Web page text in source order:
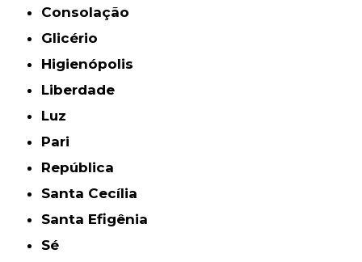
Consolação
Glicério
Higienópolis
Liberdade
Luz
Pari
República
Santa Cecília
Santa Efigênia
Sé